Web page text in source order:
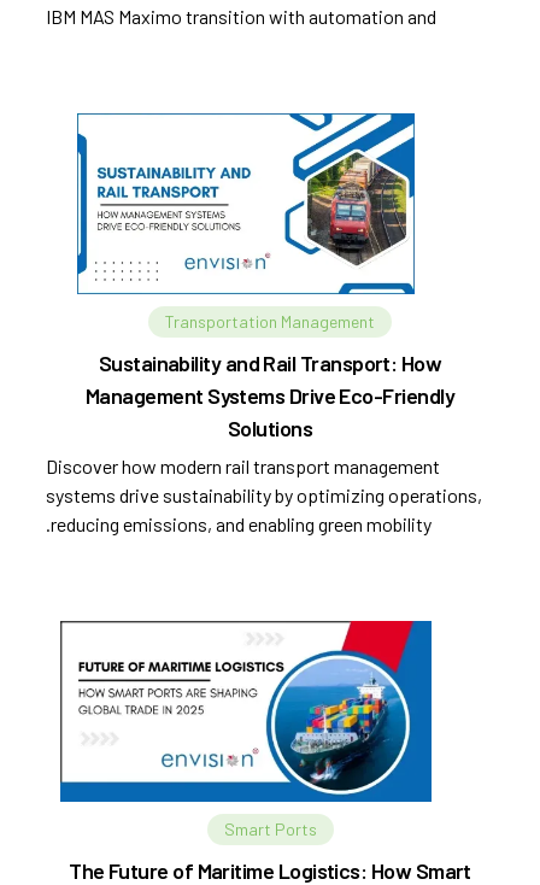
IBM MAS Maximo transition with automation and
Transportation Management
Sustainability and Rail Transport: How
Management Systems Drive Eco-Friendly
Solutions
Discover how modern rail transport management
systems drive sustainability by optimizing operations,
reducing emissions, and enabling green mobility.
Smart Ports
The Future of Maritime Logistics: How Smart